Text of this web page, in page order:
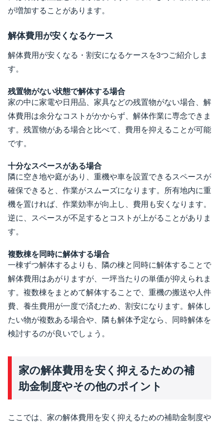
が増加することがあります。
解体費用が安くなるケース
解体費用が安くなる・割安になるケースを3つご紹介しま
す。
残置物がない状態で解体する場合
家の中に家電や日用品、家具などの残置物がない場合、解
体費用は余分なコストがかからず、解体作業に専念できま
す。残置物がある場合と比べて、費用を抑えることが可能
です。
十分なスペースがある場合
隣に空き地や庭があり、重機や車を設置できるスペースが
確保できると、作業がスムーズになります。所有地内に重
機を置ければ、作業効率が向上し、費用も安くなります。
逆に、スペースが不足するとコストが上がることがありま
す。
複数棟を同時に解体する場合
一棟ずつ解体するよりも、隣の棟と同時に解体することで
解体費用はあがりますが、一坪当たりの単価が抑えられま
す。複数棟をまとめて解体することで、重機の搬送や人件
費、養生費用が一度で済むため、割安になります。解体し
たい物が複数ある場合や、隣も解体予定なら、同時解体を
検討するのが良いでしょう。
家の解体費用を安く抑えるための補
助金制度やその他のポイント
ここでは、家の解体費用を安く抑えるための補助金制度や